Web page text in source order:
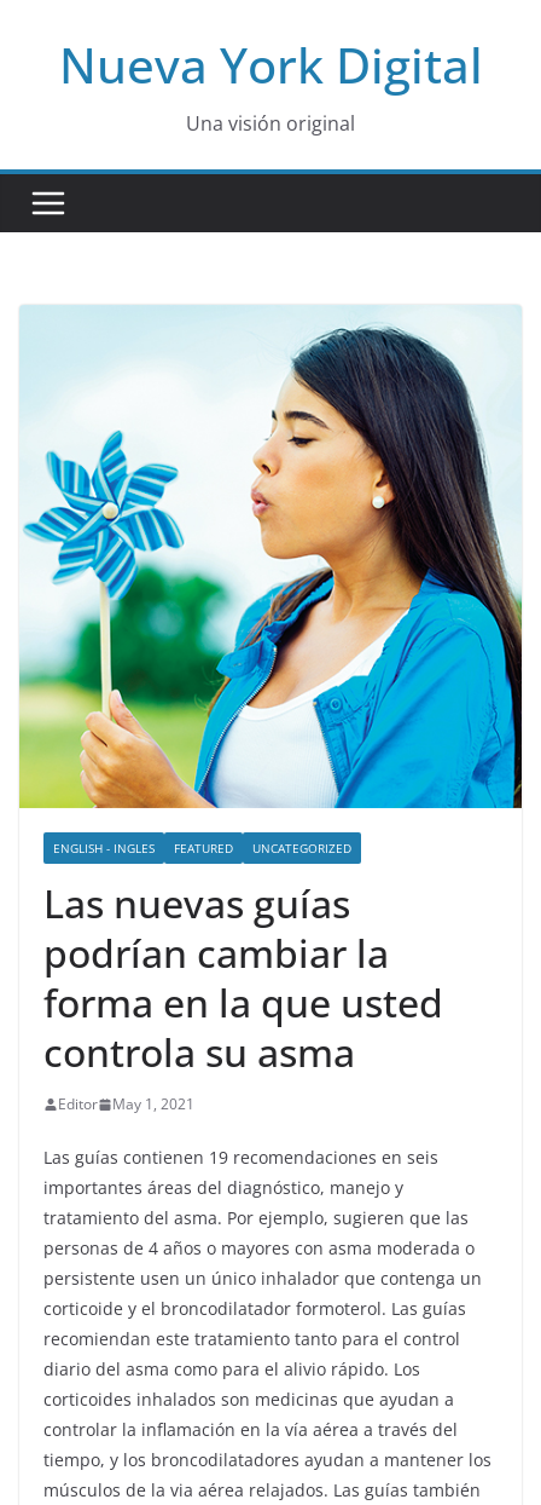
contentNueva York Digital
Una visión original
ENGLISH - INGLES FEATURED UNCATEGORIZED
Las nuevas guías
podrían cambiar la
forma en la que usted
controla su asma
Editor May 1, 2021
Las guías contienen 19 recomendaciones en seis
importantes áreas del diagnóstico, manejo y
tratamiento del asma. Por ejemplo, sugieren que las
personas de 4 años o mayores con asma moderada o
persistente usen un único inhalador que contenga un
corticoide y el broncodilatador formoterol. Las guías
recomiendan este tratamiento tanto para el control
diario del asma como para el alivio rápido. Los
corticoides inhalados son medicinas que ayudan a
controlar la inflamación en la vía aérea a través del
tiempo, y los broncodilatadores ayudan a mantener los
músculos de la via aérea relajados. Las guías también